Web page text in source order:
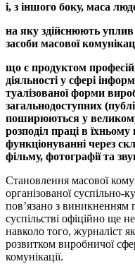
і, з іншого боку, маса
на яку здійснюють уп­лив
засоби масової
що є продук­том
діяльностіу сфері
туалізованої форми
загально­до­ступних
поширюються у
розподіл праці в
функціонуванні через
фільму, фотографії та
Становлення масової
орга­ні­зо­ва­ної суспільно-
пов’язано з виникненням
суспільстві офіційно ще
навколо того, журналіст
розвитком виробничої
комунікації.